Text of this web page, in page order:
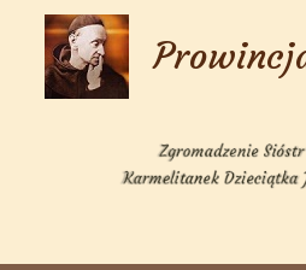
content